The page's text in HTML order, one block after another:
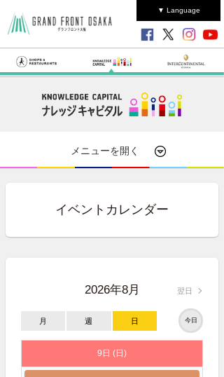
▼ Language
メニューを開く
イベントカレンダー
2026年8月 翌日
月 週 日 今日
9日 (日)